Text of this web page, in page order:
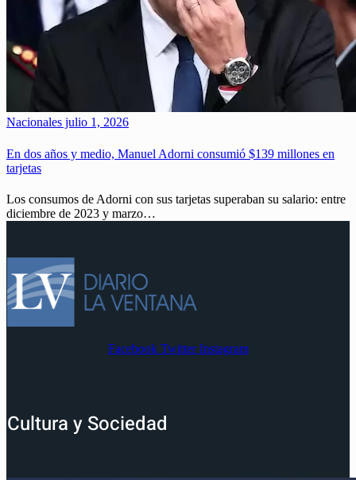
Nacionales julio 1, 2026
En dos años y medio, Manuel Adorni consumió $139 millones en
tarjetas
Los consumos de Adorni con sus tarjetas superaban su salario: entre
diciembre de 2023 y marzo…
Facebook Twitter Instagram
Cultura y Sociedad